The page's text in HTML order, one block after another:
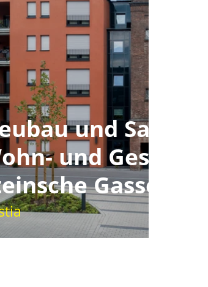
und
und
Gasse